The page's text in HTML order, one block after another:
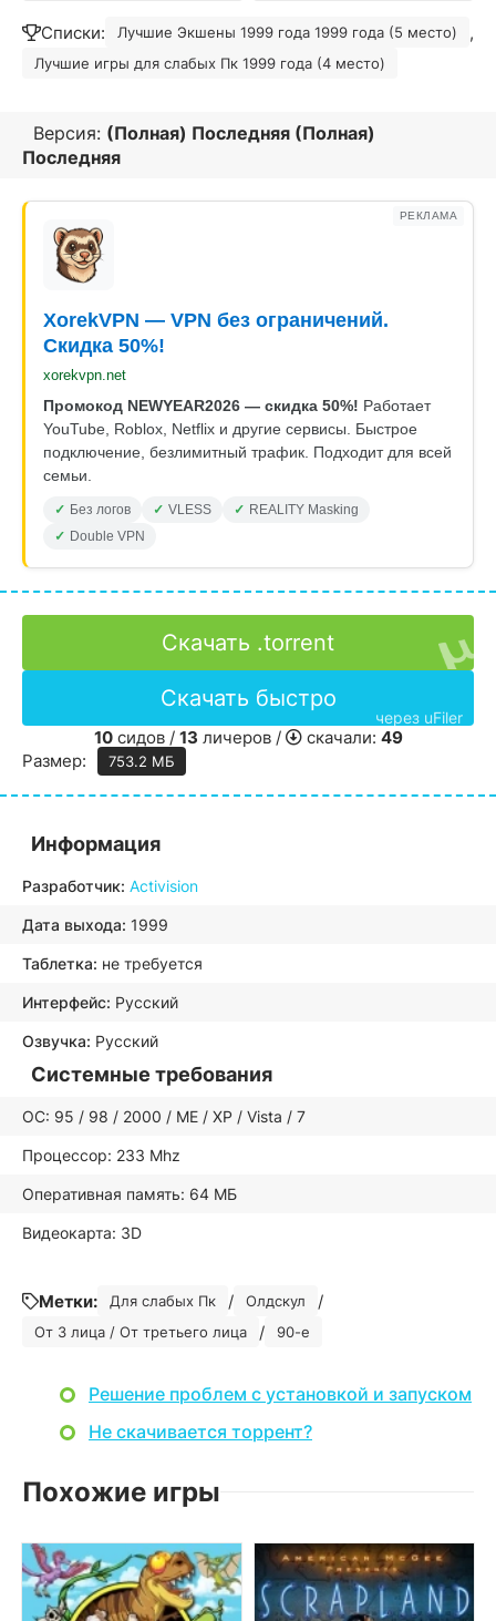
Списки: Лучшие Экшены 1999 года 1999 года (5 место) ,
Лучшие игры для слабых Пк 1999 года (4 место)
Версия: (Полная) Последняя (Полная)
Последняя
РЕКЛАМА
XorekVPN — VPN без ограничений.
Скидка 50%!
xorekvpn.net
Промокод NEWYEAR2026 — скидка 50%! Работает
YouTube, Roblox, Netflix и другие сервисы. Быстрое
подключение, безлимитный трафик. Подходит для всей
семьи.
Без логов VLESS
REALITY Masking
Double VPN
Скачать .torrent
Скачать быстро
через uFiler
10сидов / 13 личеров / скачали: 49
Размер:
753.2 МБ
Информация
Разработчик: Activision
Дата выхода: 1999
Таблетка: не требуется
Интерфейс: Русский
Озвучка: Русский
Системные требования
ОС: 95 / 98 / 2000 / ME / XP / Vista / 7
Процессор: 233 Mhz
Оперативная память: 64 МБ
Видеокарта: 3D
Метки: Для слабых Пк / Олдскул /
От 3 лица / От третьего лица / 90-е
Решение проблем с установкой и запуском
Не скачивается торрент?
Похожие игры